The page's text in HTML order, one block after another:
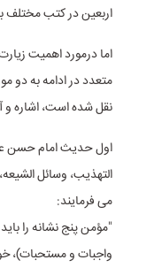
اربعین در کتب مختلف
اما درمورد اهمیت
متعدد در ادامه به دو
نقل شده است، اشاره و
اول حدیث امام حسن
التهذیب، وسائل
می فرمایند:
"مؤمن پنج نشانه را
واجبات و مستحبات)،